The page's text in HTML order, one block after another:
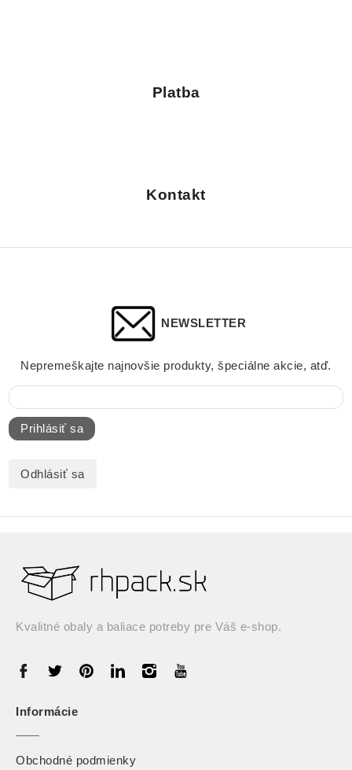
Platba
Kontakt
NEWSLETTER
Nepremeškajte najnovšie produkty, špeciálne akcie, atď.
Prihlásiť sa
Odhlásiť sa
Kvalitné obaly a baliace potreby pre Váš e-shop.
Informácie
Obchodné podmienky